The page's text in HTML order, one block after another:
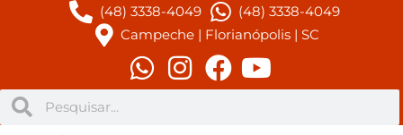
(48) 3338-4049
(48) 3338-4049
Campeche | Florianópolis | SC